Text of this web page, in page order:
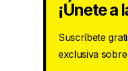
¡Únete a
Suscríbete
exclusiva